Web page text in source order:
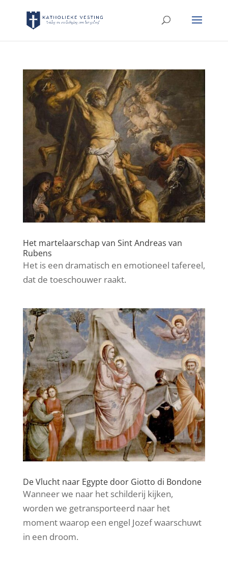
Het martelaarschap van Sint Andreas van
Rubens
Het is een dramatisch en emotioneel tafereel,
dat de toeschouwer raakt.
De Vlucht naar Egypte door Giotto di Bondone
Wanneer we naar het schilderij kijken,
worden we getransporteerd naar het
moment waarop een engel Jozef waarschuwt
in een droom.